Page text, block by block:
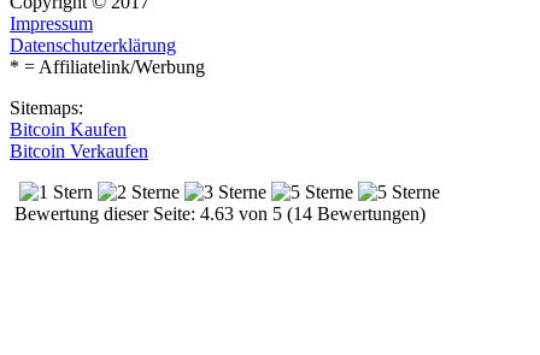
Impressum
Datenschutzerklärung
* = Affiliatelink/Werbung
Sitemaps:
Bitcoin Kaufen
Bitcoin Verkaufen
Bewertung dieser Seite: 4.63 von 5 (14 Bewertungen)